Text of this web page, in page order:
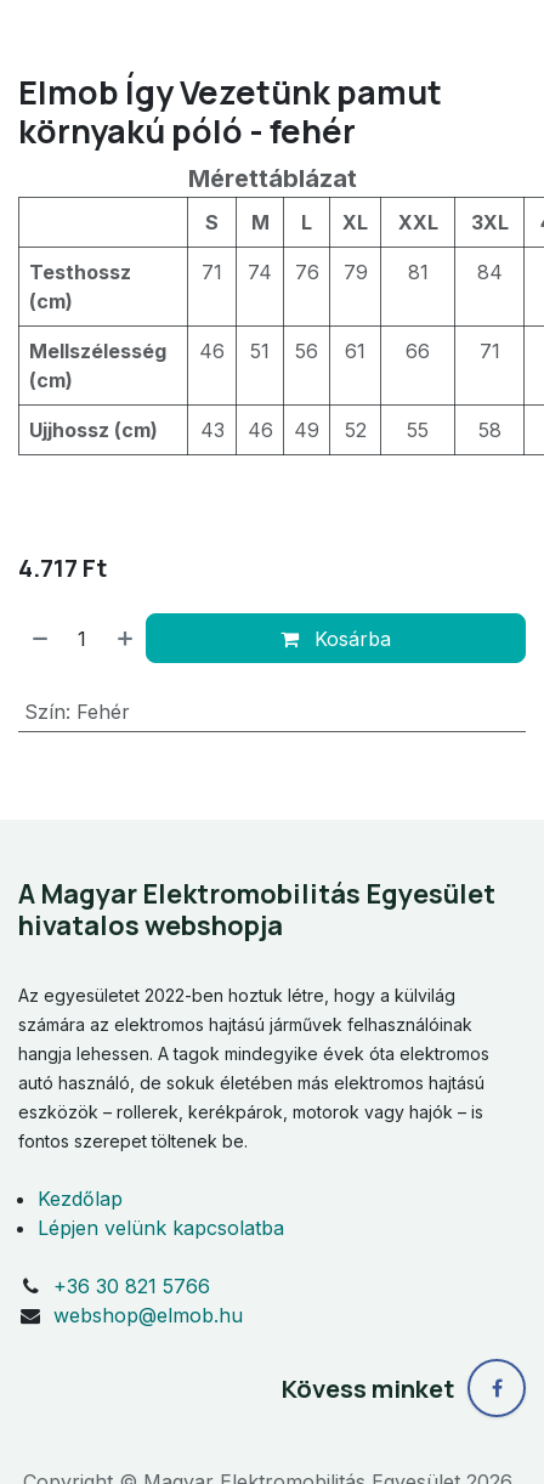
Elmob Így Vezetünk pamut
környakú póló - fehér
Mérettáblázat
S M L XL XXL 3XL
Testhossz
(cm)
71 74 76 79 81 84
Mellszélesség
(cm)
46 51 56 61 66 71
Ujjhossz (cm) 43 46 49 52 55 58
4.717 Ft
Kosárba
Szín: Fehér
A Magyar Elektromobilitás Egyesület
hivatalos webshopja
Az egyesületet 2022-ben hoztuk létre, hogy a külvilág
számára az elektromos hajtású járművek felhasználóinak
hangja lehessen. A tagok mindegyike évek óta elektromos
autó használó, de sokuk életében más elektromos hajtású
eszközök – rollerek, kerékpárok, motorok vagy hajók – is
fontos szerepet töltenek be.
Kezdőlap
Lépjen velünk kapcsolatba
+36 30 821 5766
webshop@elmob.hu
Kövess minket